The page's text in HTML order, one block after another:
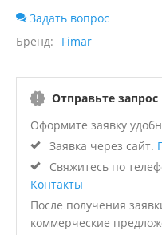
Задать вопрос
Бренд
Fimar
Отправьте запрос
Оформите заявку
Заявка через сайт.
Свяжитесь по
Контакты
После получения
коммерческие